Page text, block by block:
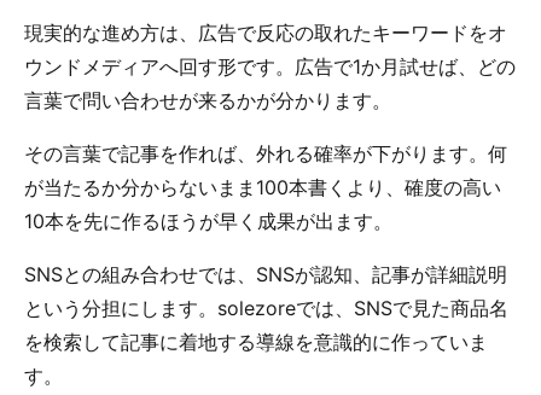
現実的な進め方は、広告で反応の取れたキーワードをオ
ウンドメディアへ回す形です。広告で1か月試せば、どの
言葉で問い合わせが来るかが分かります。
その言葉で記事を作れば、外れる確率が下がります。何
が当たるか分からないまま100本書くより、確度の高い
10本を先に作るほうが早く成果が出ます。
SNSとの組み合わせでは、SNSが認知、記事が詳細説明
という分担にします。solezoreでは、SNSで見た商品名
を検索して記事に着地する導線を意識的に作っていま
す。